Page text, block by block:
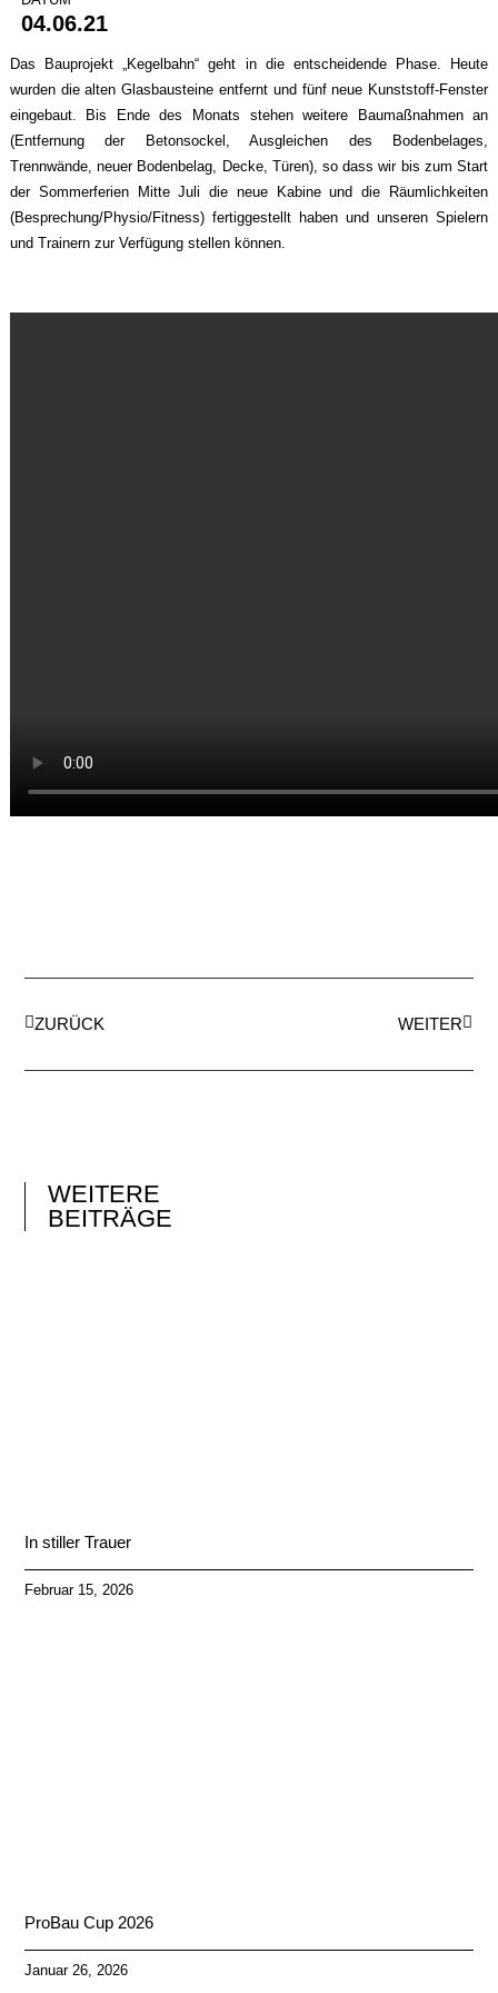
04.06.21
Das Bauprojekt „Kegelbahn“ geht in die entscheidende Phase. Heute
wurden die alten Glasbausteine entfernt und fünf neue Kunststoff-Fenster
eingebaut. Bis Ende des Monats stehen weitere Baumaßnahmen an
(Entfernung der Betonsockel, Ausgleichen des Bodenbelages,
Trennwände, neuer Bodenbelag, Decke, Türen), so dass wir bis zum Start
der Sommerferien Mitte Juli die neue Kabine und die Räumlichkeiten
(Besprechung/Physio/Fitness) fertiggestellt haben und unseren Spielern
und Trainern zur Verfügung stellen können.
ZURÜCK WEITER
WEITERE
BEITRÄGE
In stiller Trauer
Februar 15, 2026
ProBau Cup 2026
Januar 26, 2026